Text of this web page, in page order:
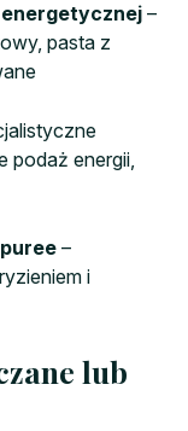
–
pasta z
podaż energii,
–
i
lub